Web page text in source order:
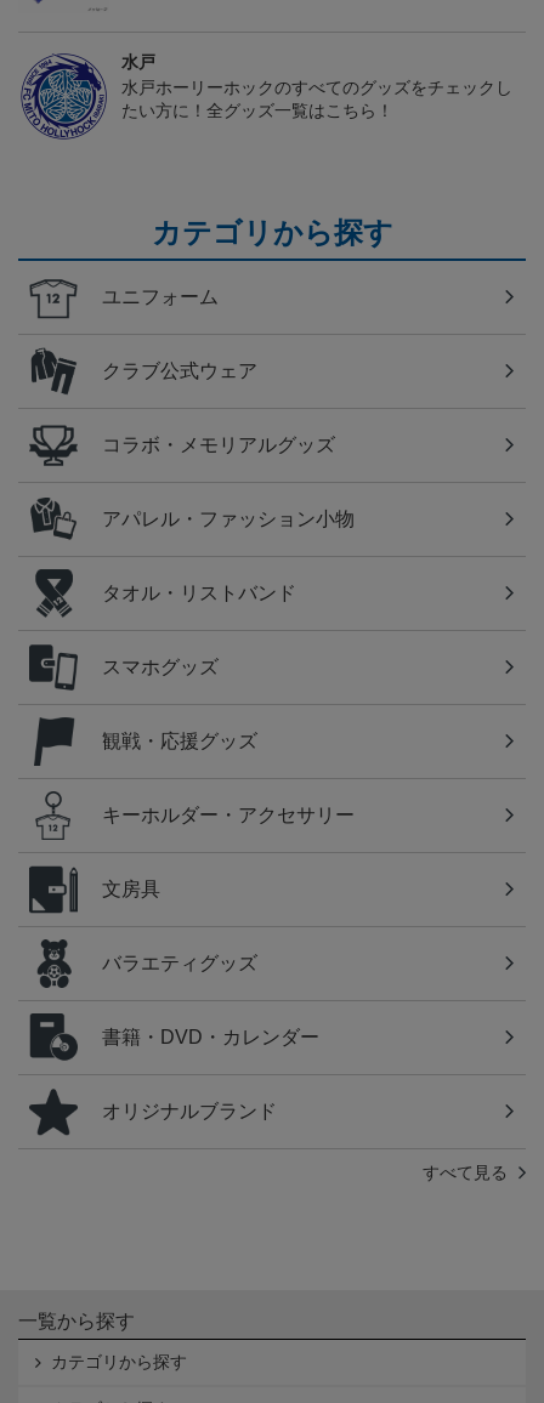
水戸
水戸ホーリーホックのすべてのグッズをチェックし
たい方に！全グッズ一覧はこちら！
カテゴリから探す
ユニフォーム
クラブ公式ウェア
コラボ・メモリアルグッズ
アパレル・ファッション小物
タオル・リストバンド
スマホグッズ
観戦・応援グッズ
キーホルダー・アクセサリー
文房具
バラエティグッズ
書籍・DVD・カレンダー
オリジナルブランド
すべて見る
一覧から探す
カテゴリから探す